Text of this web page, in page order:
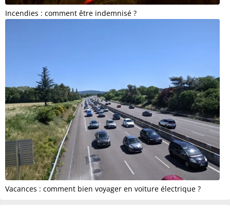
Incendies : comment être indemnisé ?
Vacances : comment bien voyager en voiture électrique ?